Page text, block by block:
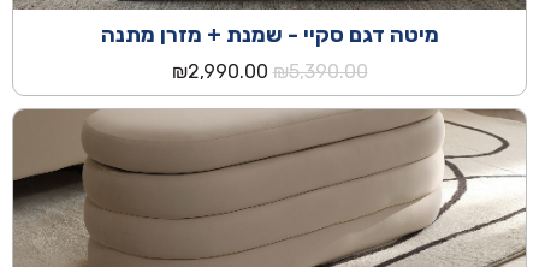
מיטה דגם סקיי - שמנת + מזרן מתנה
₪5,390.00
המחיר
המקורי
היה:
₪5,390.00.
₪2,990.00
הנוכחי
הוא:
₪2,990.00.